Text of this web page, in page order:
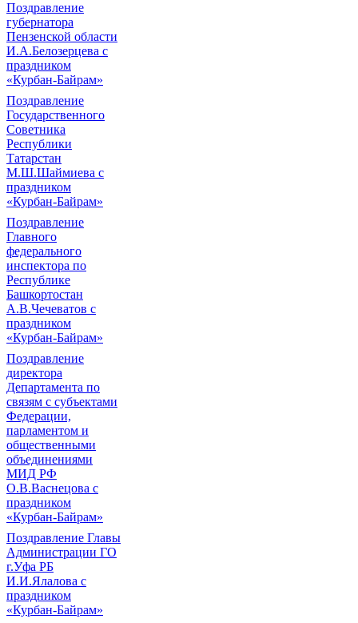
Поздравление
губернатора
Пензенской области
И.А.Белозерцева с
праздником
«Курбан-Байрам»
Поздравление
Государственного
Советника
Республики
Татарстан
М.Ш.Шаймиева с
праздником
«Курбан-Байрам»
Поздравление
Главного
федерального
инспектора по
Республике
Башкортостан
А.В.Чечеватов с
праздником
«Курбан-Байрам»
Поздравление
директора
Департамента по
связям с субъектами
Федерации,
парламентом и
общественными
объединениями
МИД РФ
О.В.Васнецова с
праздником
«Курбан-Байрам»
Поздравление Главы
Администрации ГО
г.Уфа РБ
И.И.Ялалова с
праздником
«Курбан-Байрам»